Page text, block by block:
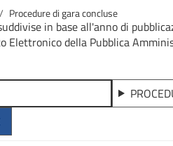
Procedure di gara concluse
in base all'anno di
Elettronico della Pubblica